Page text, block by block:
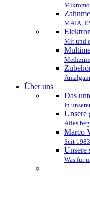
MAIA,
Mit und
Über uns
Das
In
Unsere
Alles
Marco
Seit
Unsere
Was für